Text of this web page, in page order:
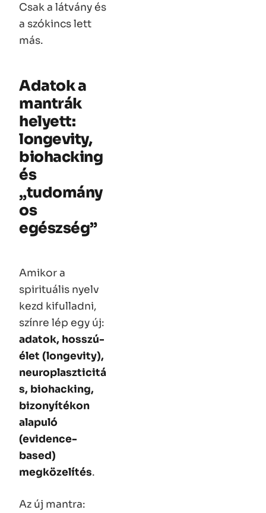
Csak a látvány és
a szókincs lett
más.
Adatok a
mantrák
helyett:
longevity,
biohacking
és
„tudomány
os
egészség”
Amikor a
spirituális nyelv
kezd kifulladni,
színre lép egy új:
adatok, hosszú-
élet (longevity),
neuroplaszticitá
s, biohacking,
bizonyítékon
alapuló
(evidence-
based)
megközelítés.
Az új mantra: